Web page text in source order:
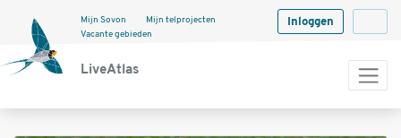
LiveAtlas
Mijn Sovon
Mijn telprojecten
Vacante gebieden
Inloggen